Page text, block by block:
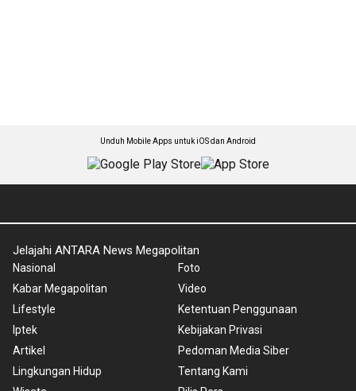
Unduh Mobile Apps untuk iOS dan Android
Jelajahi ANTARA News Megapolitan
Nasional
Kabar Megapolitan
Lifestyle
Iptek
Artikel
Lingkungan Hidup
Foto
Video
Ketentuan Penggunaan
Kebijakan Privasi
Pedoman Media Siber
Tentang Kami